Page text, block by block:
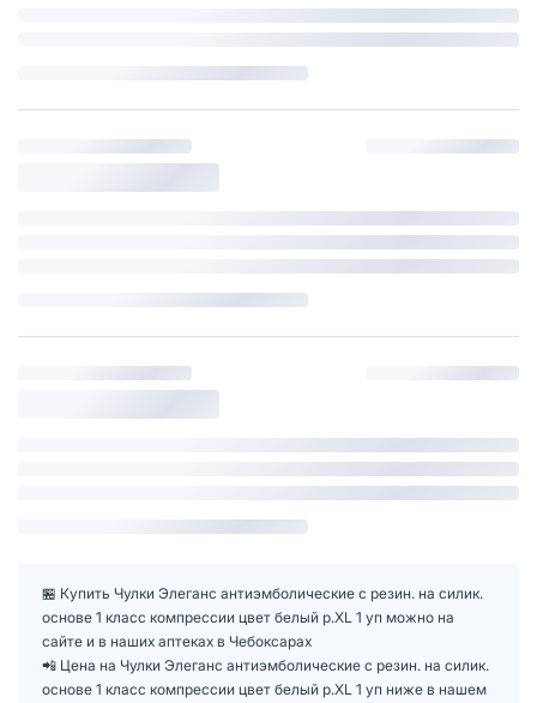
🏪 Купить Чулки Элеганс антиэмболические с резин. на силик.
основе 1 класс компрессии цвет белый р.XL 1 уп можно на
сайте и в наших аптеках в Чебоксарах
📲 Цена на Чулки Элеганс антиэмболические с резин. на силик.
основе 1 класс компрессии цвет белый р.XL 1 уп ниже в нашем